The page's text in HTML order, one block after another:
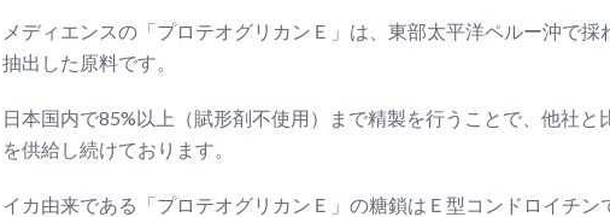
メディエンスの「プロテオグリカンＥ」は、東部太平洋ペルー沖で
抽出した原料です。
日本国内で85%以上（賦形剤不使用）まで精製を行うことで、他社
を供給し続けております。
イカ由来である「プロテオグリカンＥ」の糖鎖はＥ型コンドロイチ